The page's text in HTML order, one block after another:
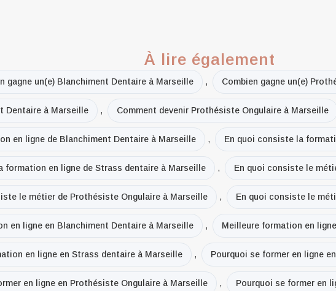
À lire également
gagne un(e) Blanchiment Dentaire à Marseille , Combien gagne un(e)
Dentaire à Marseille , Comment devenir Prothésiste Ongulaire à Marseille
en ligne de Blanchiment Dentaire à Marseille , En quoi consiste la
formation en ligne de Strass dentaire à Marseille , En quoi consiste le
le métier de Prothésiste Ongulaire à Marseille , En quoi consiste le
en ligne en Blanchiment Dentaire à Marseille , Meilleure formation en
en ligne en Strass dentaire à Marseille , Pourquoi se former en ligne
en ligne en Prothésiste Ongulaire à Marseille , Pourquoi se former en